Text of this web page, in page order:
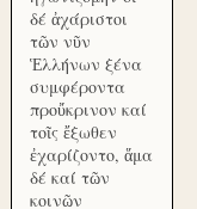
δέ ἀχάριστοι
τῶν νῦν
Ἑλλήνων ξένα
συμφέροντα
προὔκρινον καί
τοῖς ἔξωθεν
ἐχαρίζοντο, ἅμα
δέ καί τῶν
κοινῶν